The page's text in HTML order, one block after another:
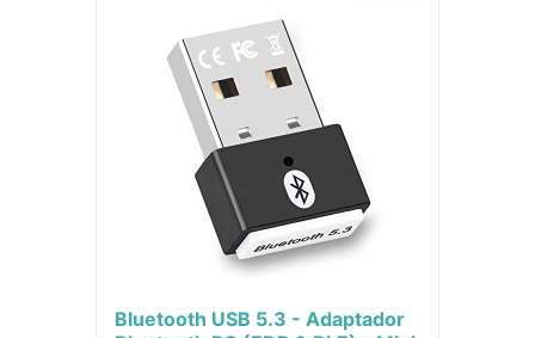
Bluetooth USB 5.3 - Adaptador